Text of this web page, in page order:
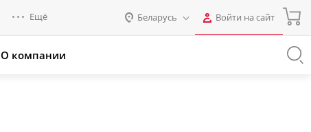
Ещё
Промо для партнеров
Беларусь Войти на сайт
О компании